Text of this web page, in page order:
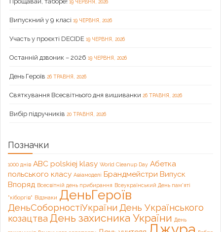
19 ЧЕРВНЯ, 2026
Випускний у 9 класі 19 ЧЕРВНЯ, 2026
Участь у проєкті DECIDE 19 ЧЕРВНЯ, 2026
Останній дзвоник – 2026 19 ЧЕРВНЯ, 2026
День Героїв 26 ТРАВНЯ, 2026
Святкування Всесвітнього дня вишиванки 26 ТРАВНЯ, 2026
Вибір підручників 20 ТРАВНЯ, 2026
Позначки
1000 днів ABC polskiej klasy World Cleanup Day Абетка
польського класу Авіамоделі Брандмейстри Випуск
Впоряд Всесвітній день прибирання Всеукраїнський День пам'яті
"кіборгів" Відзнаки ДеньГероїв
ДеньСоборностіУкраїни День Українського
козацтва День захисника України День